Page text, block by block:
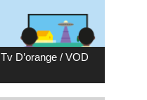
Tv D’orange / VOD